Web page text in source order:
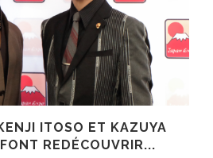
ITOSO ET KAZUYA
REDÉCOUVRIR...